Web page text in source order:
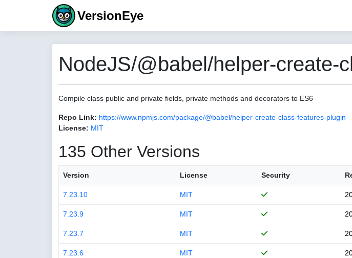
VersionEye
NodeJS/@babel/helper-create-
Compile class public and private fields, private methods and decorators to ES6
Repo Link: https://www.npmjs.com/package/@babel/helper-create-class-features-plugin
License: MIT
135 Other Versions
Version License Security
7.23.10 MIT
7.23.9 MIT
7.23.7 MIT
7.23.6 MIT